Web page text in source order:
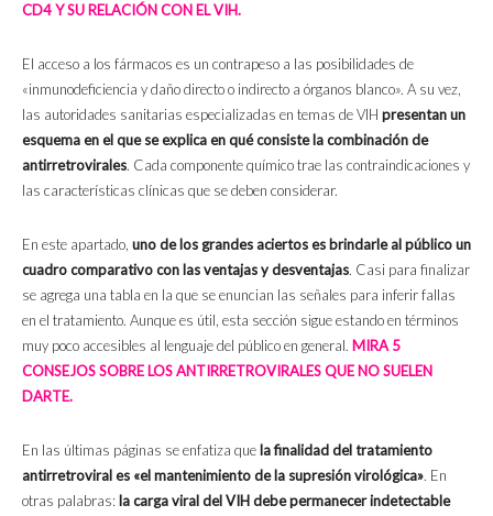
CD4 Y SU RELACIÓN CON EL VIH.
El acceso a los fármacos es un contrapeso a las posibilidades de
«inmunodeficiencia y daño directo o indirecto a órganos blanco». A su vez,
las autoridades sanitarias especializadas en temas de VIH presentan un
esquema en el que se explica en qué consiste la combinación de
antirretrovirales. Cada componente químico trae las contraindicaciones y
las características clínicas que se deben considerar.
En este apartado, uno de los grandes aciertos es brindarle al público un
cuadro comparativo con las ventajas y desventajas. Casi para finalizar
se agrega una tabla en la que se enuncian las señales para inferir fallas
en el tratamiento. Aunque es útil, esta sección sigue estando en términos
muy poco accesibles al lenguaje del público en general. MIRA 5
CONSEJOS SOBRE LOS ANTIRRETROVIRALES QUE NO SUELEN
DARTE.
En las últimas páginas se enfatiza que la finalidad del tratamiento
antirretroviral es «el mantenimiento de la supresión virológica». En
otras palabras: la carga viral del VIH debe permanecer indetectable